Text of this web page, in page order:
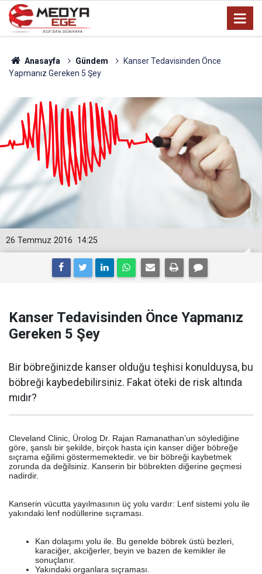
Anasayfa Gündem
Kanser Tedavisinden Önce
Yapmanız Gereken 5 Şey
14:25
26 Temmuz 2016
Kanser Tedavisinden Önce Yapmanız
Gereken 5 Şey
Bir böbreğinizde kanser olduğu teşhisi konulduysa, bu
böbreği kaybedebilirsiniz. Fakat öteki de risk altında
mıdır?
Cleveland Clinic, Ürolog Dr. Rajan Ramanathan’un söylediğine
göre, şanslı bir şekilde, birçok hasta için kanser diğer böbreğe
sıçrama eğilimi göstermemektedir. ve bir böbreği kaybetmek
zorunda da değilsiniz. Kanserin bir böbrekten diğerine geçmesi
nadirdir.
Kanserin vücutta yayılmasının üç yolu vardır: Lenf sistemi yolu ile
yakındaki lenf nodüllerine sıçraması.
Kan dolaşımı yolu ile. Bu genelde böbrek üstü bezleri,
karaciğer, akciğerler, beyin ve bazen de kemikler ile
sonuçlanır.
Yakındaki organlara sıçraması.